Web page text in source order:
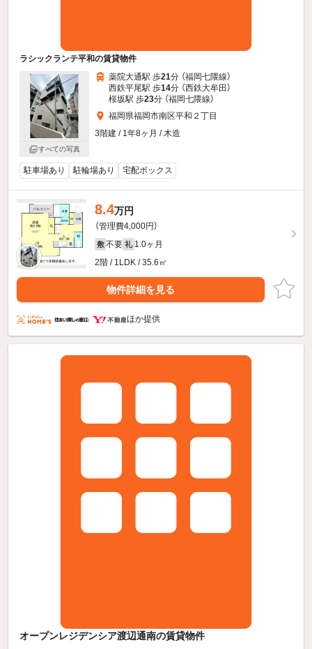
ラシックランテ平和の賃貸物件
すべての写真
薬院大通駅 歩21分 （福岡七隈線）
西鉄平尾駅 歩14分 （西鉄大牟田）
桜坂駅 歩23分 （福岡七隈線）
福岡県福岡市南区平和２丁目
3階建 / 1年8ヶ月 / 木造
駐車場あり 駐輪場あり 宅配ボックス
8.4万円
（管理費4,000円）
敷 不要 礼 1.0ヶ月
2階 / 1LDK / 35.6㎡
物件詳細を見る
ほか提供
オープンレジデンシア渡辺通南の賃貸物件